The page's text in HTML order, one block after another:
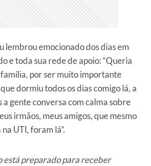
lembrou emocionado dos dias em
e toda sua rede de apoio: “Queria
por ser muito importante
dormiu todos os dias comigo lá, a
gente conversa com calma sobre
irmãos, meus amigos, que mesmo
UTI, foram lá”.
está preparado para receber